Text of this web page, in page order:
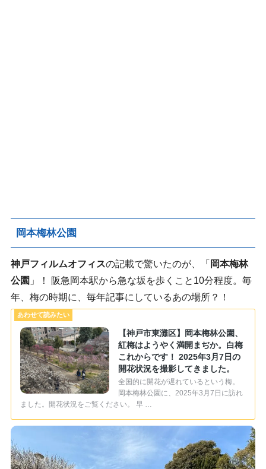
岡本梅林公園
神戸フィルムオフィスの記載で驚いたのが、「 岡本梅林
公園 」！ 阪急岡本駅から急な坂を歩くこと10分程度。毎
年、梅の時期に、毎年記事にしているあの場所？！
【神戸市東灘区】岡本梅林公園、
紅梅はようやく満開まぢか。白梅
これからです！ 2025年3月7日の
開花状況を撮影してきました。
全国的に開花が遅れているという梅。
岡本梅林公園に、2025年3月7日に訪れ
ました。開花状況をご覧ください。 早 …